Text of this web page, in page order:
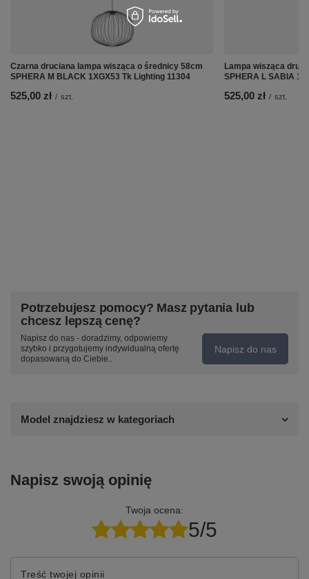
Czarna druciana lampa wisząca o średnicy 58cm
SPHERA M BLACK 1XGX53 Tk Lighting 11304
525,00 zł / szt.
Lampa wisząca
SPHERA L SABIA
525,00 zł / szt.
Potrzebujesz pomocy? Masz pytania lub
chcesz lepszą cenę?
Napisz do nas - doradzimy, odpowiemy
szybko i przygotujemy indywidualną ofertę
dopasowaną do Ciebie..
Napisz do nas
Model znajdziesz w kategoriach
Napisz swoją opinię
Twoja ocena:
5/5
Treść twojej opinii